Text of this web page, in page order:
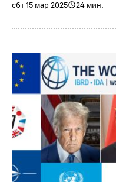
сбт 15 мар 2025 24 мин.